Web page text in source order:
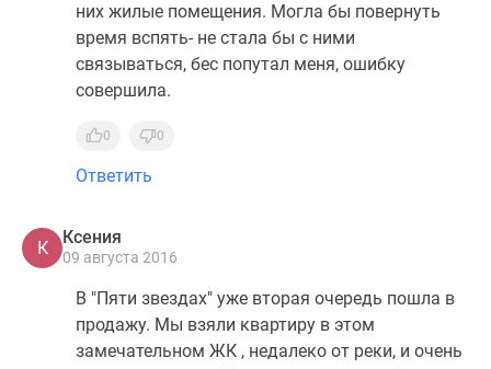
них жилые помещения. Могла бы повернуть
время вспять- не стала бы с ними
связываться, бес попутал меня, ошибку
совершила.
0 0
Ответить
К
Ксения
09 августа 2016
В "Пяти звездах" уже вторая очередь пошла в
продажу. Мы взяли квартиру в этом
замечательном ЖК , недалеко от реки, и очень